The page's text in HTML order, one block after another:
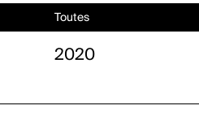
Toutes
2020